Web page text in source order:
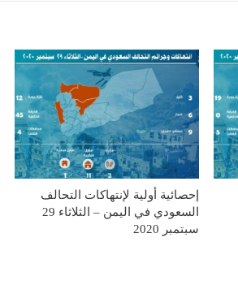
إحصائية أولية لإنتهاكات التحالف
السعودي في اليمن – الثلاثاء 29
سبتمبر 2020